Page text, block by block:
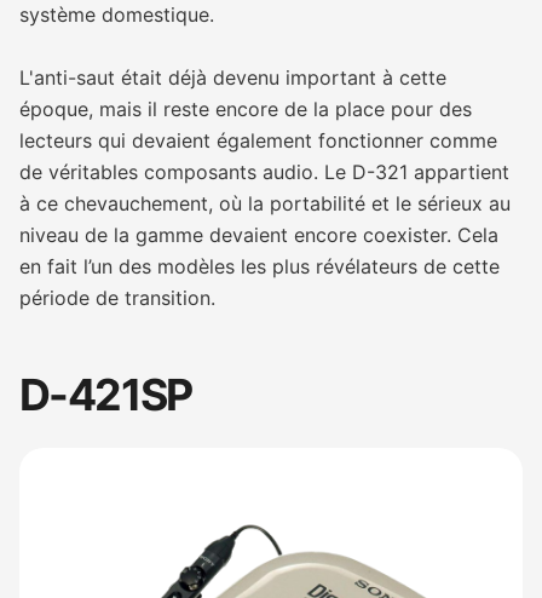
système domestique.
L'anti-saut était déjà devenu important à cette
époque, mais il reste encore de la place pour des
lecteurs qui devaient également fonctionner comme
de véritables composants audio. Le D-321 appartient
à ce chevauchement, où la portabilité et le sérieux au
niveau de la gamme devaient encore coexister. Cela
en fait l’un des modèles les plus révélateurs de cette
période de transition.
D-421SP